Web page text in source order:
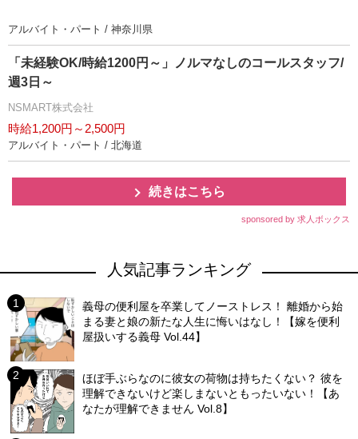
アルバイト・パート / 神奈川県
「未経験OK/時給1200円～」ノルマなしのコールスタッフ/
週3日～
NSMART株式会社
時給1,200円～2,500円
アルバイト・パート / 北海道
続きはこちら
sponsored by 求人ボックス
人気記事ランキング
義母の便利屋を卒業してノーストレス！ 離婚から始
まる妻と娘の新たな人生に悔いはなし！【嫁を便利
屋扱いする義母 Vol.44】
ほぼ手ぶらなのに彼女の荷物は持ちたくない？ 彼を
理解できないけど楽しまないともったいない！【あ
なたが理解できません Vol.8】